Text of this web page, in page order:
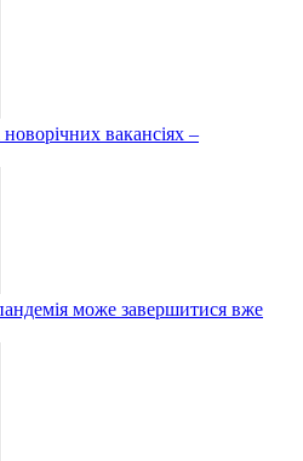
вакансіях –
може завершитися вже